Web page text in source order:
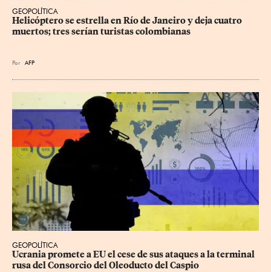
GEOPOLÍTICA
Helicóptero se estrella en Río de Janeiro y deja cuatro
muertos; tres serían turistas colombianas
Por AFP
GEOPOLÍTICA
Ucrania promete a EU el cese de sus ataques a la terminal
rusa del Consorcio del Oleoducto del Caspio